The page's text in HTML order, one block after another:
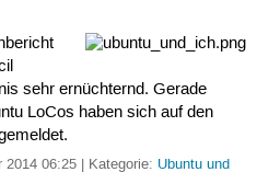
sehr ernüchternd. Gerade
LoCos haben sich auf den
06:25 | Kategorie: Ubuntu und